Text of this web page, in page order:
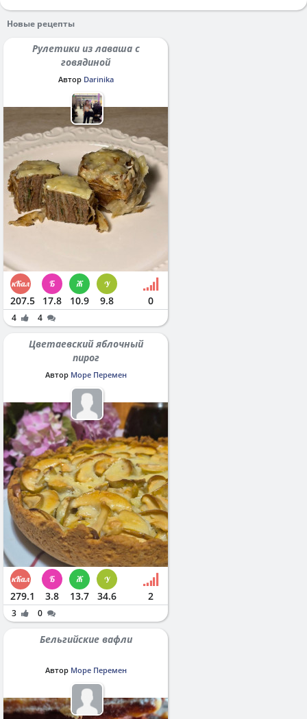
Новые рецепты
Рулетики из лаваша с
говядиной
Автор Darinika
207.5 17.8 10.9 9.8 0
4 4
Цветаевский яблочный
пирог
Автор Море Перемен
279.1 3.8 13.7 34.6 2
3 0
Бельгийские вафли
Автор Море Перемен